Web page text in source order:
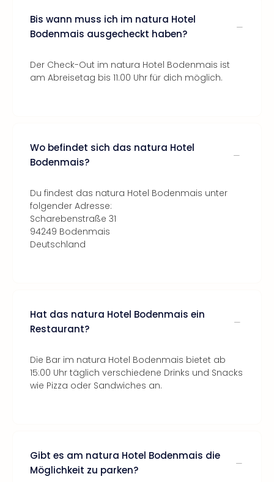
Bis wann muss ich im natura Hotel
Bodenmais ausgecheckt haben?
Der Check-Out im natura Hotel Bodenmais ist
am Abreisetag bis 11:00 Uhr für dich möglich.
Wo befindet sich das natura Hotel
Bodenmais?
Du findest das natura Hotel Bodenmais unter
folgender Adresse:
Scharebenstraße 31
94249 Bodenmais
Deutschland
Hat das natura Hotel Bodenmais ein
Restaurant?
Die Bar im natura Hotel Bodenmais bietet ab
15:00 Uhr täglich verschiedene Drinks und Snacks
wie Pizza oder Sandwiches an.
Gibt es am natura Hotel Bodenmais die
Möglichkeit zu parken?